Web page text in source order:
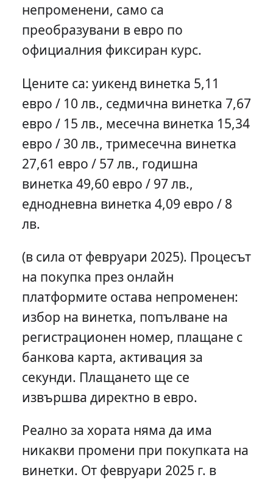
непроменени, само са
преобразувани в евро по
официалния фиксиран курс.
Цените са: уикенд винетка 5,11
евро / 10 лв., седмична винетка 7,67
евро / 15 лв., месечна винетка 15,34
евро / 30 лв., тримесечна винетка
27,61 евро / 57 лв., годишна
винетка 49,60 евро / 97 лв.,
еднодневна винетка 4,09 евро / 8
лв.
(в сила от февруари 2025). Процесът
на покупка през онлайн
платформите остава непроменен:
избор на винетка, попълване на
регистрационен номер, плащане с
банкова карта, активация за
секунди. Плащането ще се
извършва директно в евро.
Реално за хората няма да има
никакви промени при покупката на
винетки. От февруари 2025 г. в